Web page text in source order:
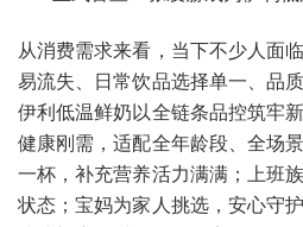
从消费需求来看，当下不少人面
易流失、日常饮品选择单一、品
伊利低温鲜奶以全链条品控筑牢
健康刚需，适配全年龄段、全场
一杯，补充营养活力满满；上班
状态；宝妈为家人挑选，安心守